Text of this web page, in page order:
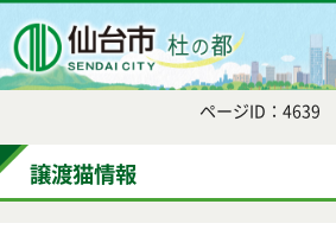
ページID：4639
譲渡猫情報